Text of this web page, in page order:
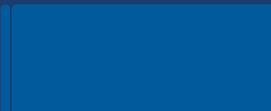
Spełniamy standardy WCAG 2.2
Spełniamy standardy W3C